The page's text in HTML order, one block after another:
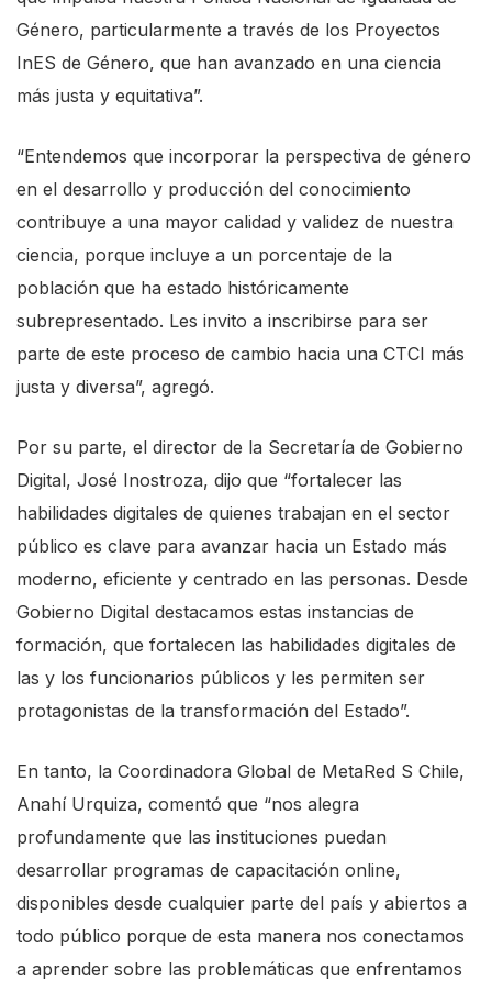
Género, particularmente a través de los Proyectos
InES de Género, que han avanzado en una ciencia
más justa y equitativa”.
“Entendemos que incorporar la perspectiva de género
en el desarrollo y producción del conocimiento
contribuye a una mayor calidad y validez de nuestra
ciencia, porque incluye a un porcentaje de la
población que ha estado históricamente
subrepresentado. Les invito a inscribirse para ser
parte de este proceso de cambio hacia una CTCI más
justa y diversa”, agregó.
Por su parte, el director de la Secretaría de Gobierno
Digital, José Inostroza, dijo que “fortalecer las
habilidades digitales de quienes trabajan en el sector
público es clave para avanzar hacia un Estado más
moderno, eficiente y centrado en las personas. Desde
Gobierno Digital destacamos estas instancias de
formación, que fortalecen las habilidades digitales de
las y los funcionarios públicos y les permiten ser
protagonistas de la transformación del Estado”.
En tanto, la Coordinadora Global de MetaRed S Chile,
Anahí Urquiza, comentó que “nos alegra
profundamente que las instituciones puedan
desarrollar programas de capacitación online,
disponibles desde cualquier parte del país y abiertos a
todo público porque de esta manera nos conectamos
a aprender sobre las problemáticas que enfrentamos